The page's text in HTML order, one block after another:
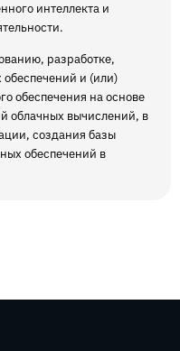
интеллекта и
разработке,
и (или)
обеспечения на основе
облачных вычислений, в
создания базы
обеспечений в